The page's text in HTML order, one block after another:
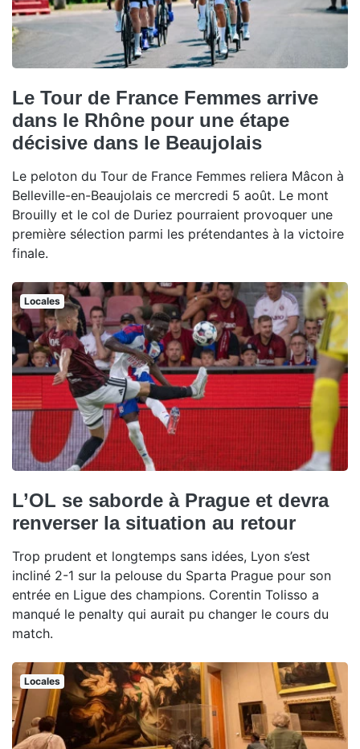
Le Tour de France Femmes arrive
dans le Rhône pour une étape
décisive dans le Beaujolais
Le peloton du Tour de France Femmes reliera Mâcon à
Belleville-en-Beaujolais ce mercredi 5 août. Le mont
Brouilly et le col de Duriez pourraient provoquer une
première sélection parmi les prétendantes à la victoire
finale.
Locales
L’OL se saborde à Prague et devra
renverser la situation au retour
Trop prudent et longtemps sans idées, Lyon s’est
incliné 2-1 sur la pelouse du Sparta Prague pour son
entrée en Ligue des champions. Corentin Tolisso a
manqué le penalty qui aurait pu changer le cours du
match.
Locales